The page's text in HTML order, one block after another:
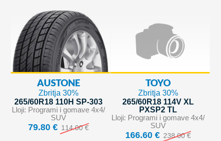
AUSTONE
Zbritja 30%
265/60R18 110H SP-303
Lloji: Programi i gomave 4x4/
SUV
79.80 € 114.00 €
TOYO
Zbritja 30%
265/60R18 114V XL
PXSP2 TL
Lloji: Programi i gomave 4x4/
SUV
166.60 € 238.00 €